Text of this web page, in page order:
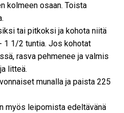
kolmeen osaan. Toista
tai pitkoksi ja kohota niitä
1 1/2 tuntia. Jos kohotat
rasva pehmenee ja valmis
litteä.
munalla ja paista 225
myös leipomista edeltävänä